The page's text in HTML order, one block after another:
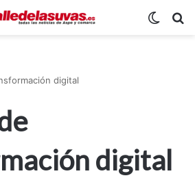
digital
digital